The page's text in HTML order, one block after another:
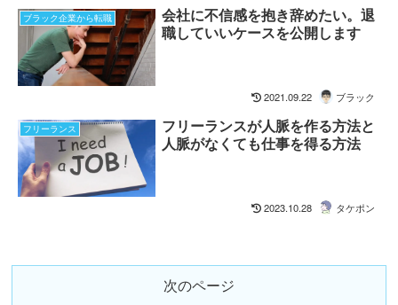
ブラック企業から転職
会社に不信感を抱き辞めたい。退
職していいケースを公開します
2021.09.22 ブラック
フリーランス
フリーランスが人脈を作る方法と
人脈がなくても仕事を得る方法
2023.10.28 タケポン
次のページ